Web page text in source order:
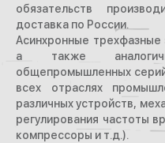
обязательств
доставка по России.
Асинхронные
а также
общепромышленных
всех отраслях
различных устройств,
регулирования частоты
компрессоры и т.д.).